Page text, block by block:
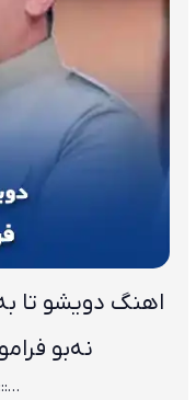
اهنگ دویشو تا
نه‌بو
media.iR ::::…